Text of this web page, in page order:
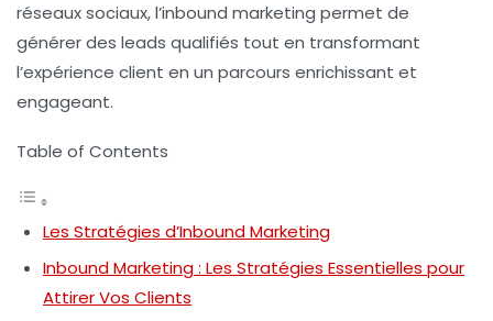
réseaux sociaux, l’inbound marketing permet de
générer des leads qualifiés tout en transformant
l’expérience client en un parcours enrichissant et
engageant.
Table of Contents
Les Stratégies d’Inbound Marketing
Inbound Marketing : Les Stratégies Essentielles pour
Attirer Vos Clients